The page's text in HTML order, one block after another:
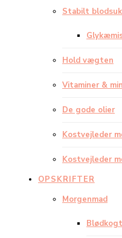
Stabilt
Hold vægten
Vitaminer &
De gode olier
Kostvejleder
Kostvejleder
OPSKRIFTER
Morgenmad